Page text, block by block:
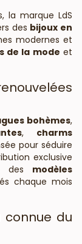
la marque LdS
des bijoux en
modernes et
de la mode et
bohèmes,
, charms
pour séduire
exclusive
des modèles
chaque mois
connue du